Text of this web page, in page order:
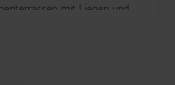
mit Liegen und